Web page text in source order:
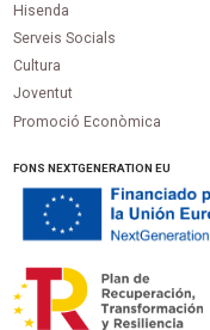
Hisenda
Serveis Socials
Cultura
Joventut
Promoció Econòmica
FONS NEXTGENERATION EU